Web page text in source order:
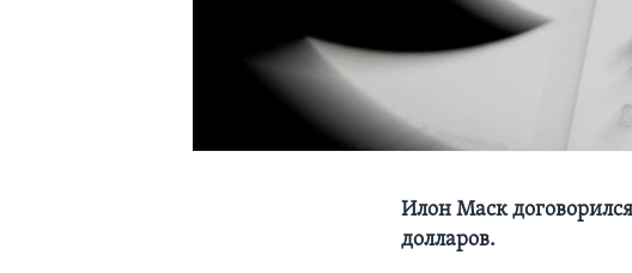
Илон Маск
долларов.